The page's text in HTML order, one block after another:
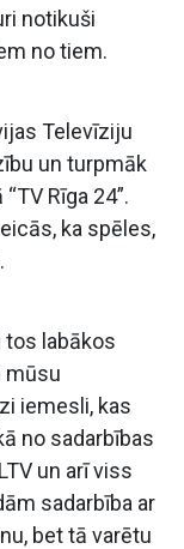
notikuši
no tiem.
Televīziju
un turpmāk
Rīga 24”.
ka spēles,
tos labākos
mūsu
iemesli, kas
no sadarbības
un arī viss
sadarbība ar
bet tā varētu